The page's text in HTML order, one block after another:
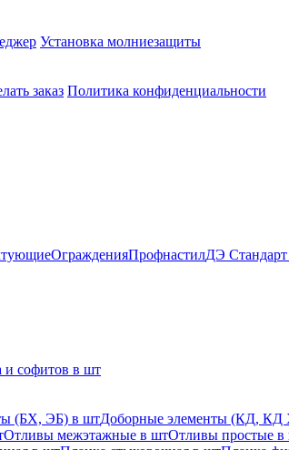
Установка молниезащиты
заказ Политика конфиденциальности
ОгражденияПрофнастилДЭ Стандарт
и софитов в шт
(БХ, ЭБ) в штДоборные элементы (КД,
Отливы межэтажные в штОтливы простые в